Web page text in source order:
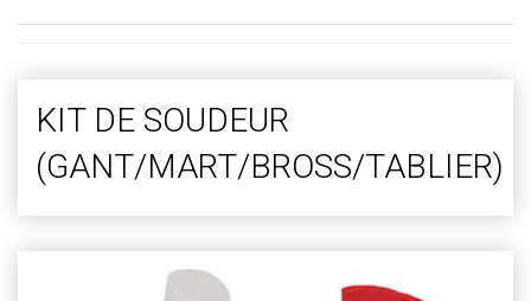
KIT DE SOUDEUR
(GANT/MART/BROSS/TABLIER)